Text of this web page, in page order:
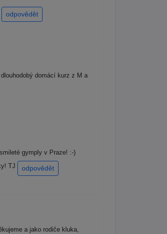
odpovědět
domácí kurz z M a
gymply v Praze! :-)
TJ
odpovědět
a jako rodiče kluka,